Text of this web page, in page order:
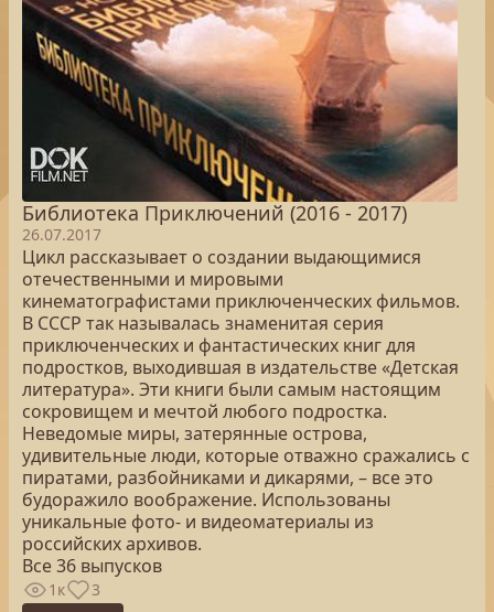
Библиотека Приключений (2016 - 2017)
26.07.2017
Цикл рассказывает о создании выдающимися
отечественными и мировыми
кинематографистами приключенческих фильмов.
В СССР так называлась знаменитая серия
приключенческих и фантастических книг для
подростков, выходившая в издательстве «Детская
литература». Эти книги были самым настоящим
сокровищем и мечтой любого подростка.
Неведомые миры, затерянные острова,
удивительные люди, которые отважно сражались с
пиратами, разбойниками и дикарями, – все это
будоражило воображение. Использованы
уникальные фото- и видеоматериалы из
российских архивов.
Все 36 выпусков
1к 3